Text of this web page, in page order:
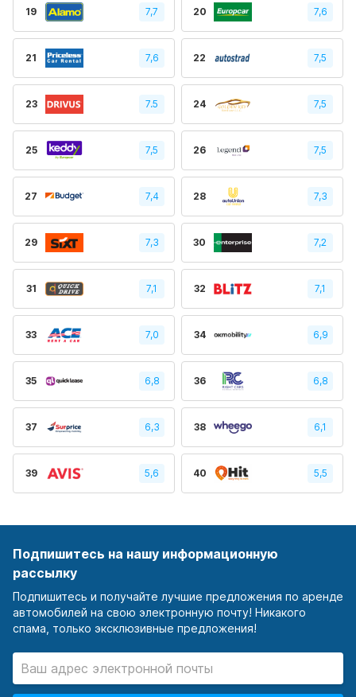
19 7,7 20 7,6
21 7,6 22 7,5
23 7.5 24 7,5
25 7,5 26 7,5
27 7,4 28 7,3
29 7,3 30 7,2
31 7,1 32 7,1
33 7,0 34 6,9
35 6,8 36 6,8
37 6,3 38 6,1
39 5,6 40 5,5
Подпишитесь на нашу информационную
рассылку
Подпишитесь и получайте лучшие предложения по аренде
автомобилей на свою электронную почту! Никакого
спама, только эксклюзивные предложения!